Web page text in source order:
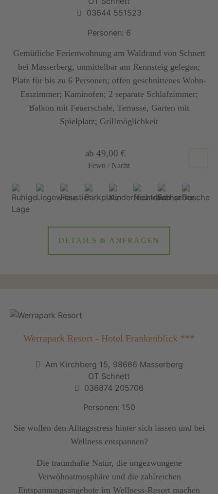
03644 551523
Personen: 6
Gemütliche Ferienwohnung am Waldrand von Schnett
bei Masserberg, unmittelbar am Rennsteig gelegen;
Platz für bis zu 6 Personen; offen geschnittenes Wohn-
Esszimmer; Kaminofen; 2 separate Schlafzimmer;
Balkon mit Feuerschale, Terrasse, Garten mit
Spielplatz; Grillmöglichkeit
ab 49,00 €
Fewo / Nacht
DETAILS & ANFRAGEN
Werrapark Resort - Hotel Frankenblick ***
Am Kirchberg 15, 98666 Masserberg
OT Schnett
036874 205706
Personen: 150
Sie wollen den Alltagsstress hinter sich lassen und bei
Wellness entspannen?
Die traumhafte Natur, die ungezwungene
Verwöhnatmosphäre und die zahlreichen
Entspannungsangebote im Wellness-Resort machen